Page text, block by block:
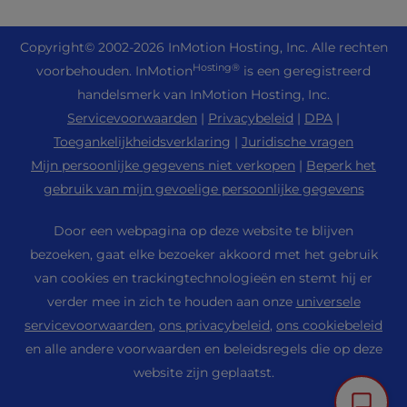
Reseller hosting
Reseller VPS
WordPress Website bouwer
Joomla Hosting
Laravel Hosting
Linux Hosting
Magento Hosting
Minecraft server hosting
PHP Hosting
PrestaShop Hosting
Ubuntu Hosting
WooCommerce
+44 2045 763722
Eersteklas ondersteuning
Ondersteuningscentrum
Bronnen
Gemeenschapssteun
InMotion Oplossingen
Beheerde hosting
Migraties van websites
Over ons
Locaties datacenters
Datacentrum Los Angeles
Ashburn Datacentrum
Druk op
Blog
Affiliate Programma
Partnerprogramma voor agentschappen
Verwijs een vriend
Copyright© 2002-2026 InMotion Hosting, Inc. Alle rechten
voorbehouden. InMotionHosting® is een geregistreerd
handelsmerk van InMotion Hosting, Inc.
Servicevoorwaarden | Privacybeleid | DPA |
Toegankelijkheidsverklaring | Juridische vragen
Mijn persoonlijke gegevens niet verkopen | Beperk het
gebruik van mijn gevoelige persoonlijke gegevens
Door een webpagina op deze website te blijven
bezoeken, gaat elke bezoeker akkoord met het gebruik
van cookies en trackingtechnologieën en stemt hij er
verder mee in zich te houden aan onze universele
servicevoorwaarden, ons privacybeleid, ons cookiebeleid
en alle andere voorwaarden en beleidsregels die op deze
website zijn geplaatst.